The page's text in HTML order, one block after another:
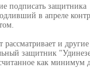
подписать защитника
в апреле
и другие
защитник
как минимум